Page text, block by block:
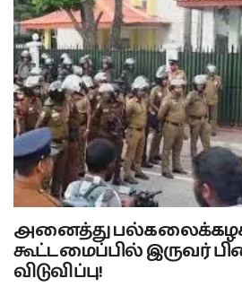
அனைத்து
கூட்டமைப்பில் இருவர்
விடுவிப்பு!